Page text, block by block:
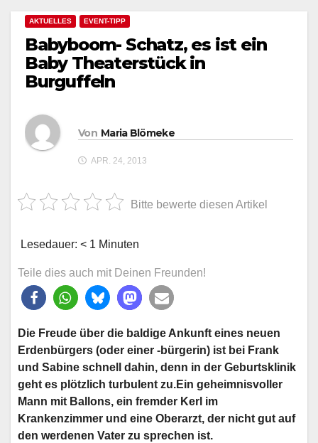
AKTUELLES EVENT-TIPP
Babyboom- Schatz, es ist ein
Baby Theaterstück in
Burguffeln
Von Maria Blömeke
APR. 24, 2013
Bitte bewerte diesen Artikel
Lesedauer: < 1 Minuten
Teile dies auch mit Deinen Freunden!
Die Freude über die baldige Ankunft eines neuen
Erdenbürgers (oder einer -bürgerin) ist bei Frank
und Sabine schnell dahin, denn in der Geburtsklinik
geht es plötzlich turbulent zu.Ein geheimnisvoller
Mann mit Ballons, ein fremder Kerl im
Krankenzimmer und eine Oberarzt, der nicht gut auf
den werdenen Vater zu sprechen ist.